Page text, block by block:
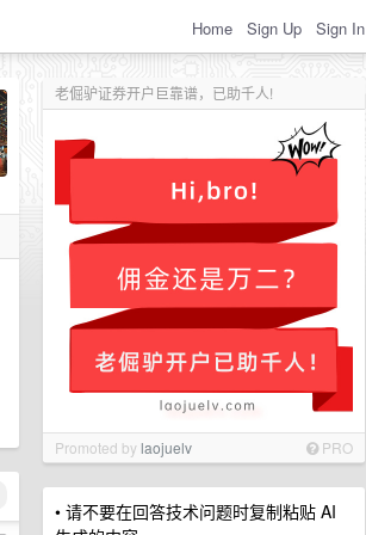
Home Sign Up Sign In
老倔驴证券开户巨靠谱，已助千人!
Promoted bylaojuelv PRO
• 请不要在回答技术问题时复制粘贴 AI